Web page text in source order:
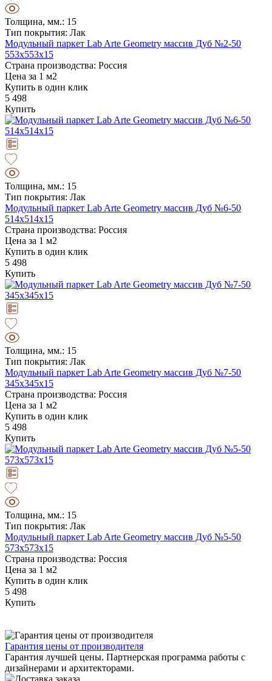
Толщина, мм.: 15
Тип покрытия: Лак
Модульный паркет Lab Arte Geometry массив Дуб №2-50
553х553х15
Страна производства: Россия
Цена за 1 м2
Купить в один клик
5 498
Купить
Толщина, мм.: 15
Тип покрытия: Лак
Модульный паркет Lab Arte Geometry массив Дуб №6-50
514х514х15
Страна производства: Россия
Цена за 1 м2
Купить в один клик
5 498
Купить
Толщина, мм.: 15
Тип покрытия: Лак
Модульный паркет Lab Arte Geometry массив Дуб №7-50
345х345х15
Страна производства: Россия
Цена за 1 м2
Купить в один клик
5 498
Купить
Толщина, мм.: 15
Тип покрытия: Лак
Модульный паркет Lab Arte Geometry массив Дуб №5-50
573х573х15
Страна производства: Россия
Цена за 1 м2
Купить в один клик
5 498
Купить
Гарантия цены от производителя
Гарантия лучшей цены. Партнерская программа работы с
дизайнерами и архитекторами.